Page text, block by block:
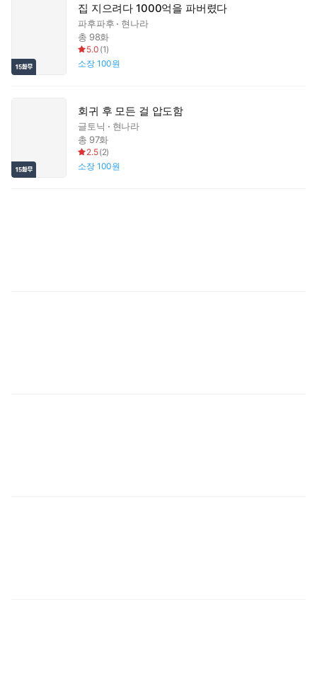
집 지으려다 1000억을 파버렸다
파후파후
현나라
총 98화
5.0 (1)
소장 100원
회귀 후 모든 걸 압도함
글토닉
현나라
총 97화
2.5(2)
소장 100원